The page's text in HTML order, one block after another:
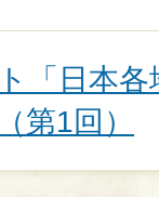
「日本
第1回）